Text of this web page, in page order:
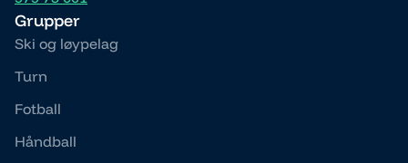
Grupper
Ski og løypelag
Turn
Fotball
Håndball